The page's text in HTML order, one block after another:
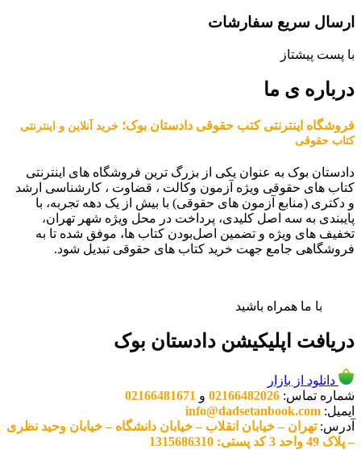
ارسال سریع سفارشات
با پست پیشتاز
درباره ی ما
فروشگاه اینترنتی کتب حقوقی دادستان بوک؛ خرید آنلاین و اینترنتی
کتاب حقوقی
دادستان بوک به عنوان یکی از بزرگ ترین فروشگاه های اینترنتی
کتاب های حقوقی ویژه آزمون وکالت ، قضاوت ، کارشناسی ارشد
و دکتری (منابع آزمون های حقوقی) با بیش از یک دهه تجربه، با
پایبندی به سه اصل کلیدی، پرداخت در محل ویژه شهر تهران،
تخفیف های ویژه و تضمین اصل‌بودن کتاب ها، موفق شده تا به
فروشگاهی جامع جهت خرید کتاب های حقوقی تبدیل شود.
با ما همراه باشید
دریافت اپلیکیشن دادستان بوک
دانلود از بازار
شماره تماس: 02166482026 و 02166481671
ایمیل: info@dadsetanbook.com
آدرس:تهران – خیابان انقلاب – خیابان دانشگاه – خیابان وحید نظری
– پلاک 49 واحد 3 کد پستی: 1315686310